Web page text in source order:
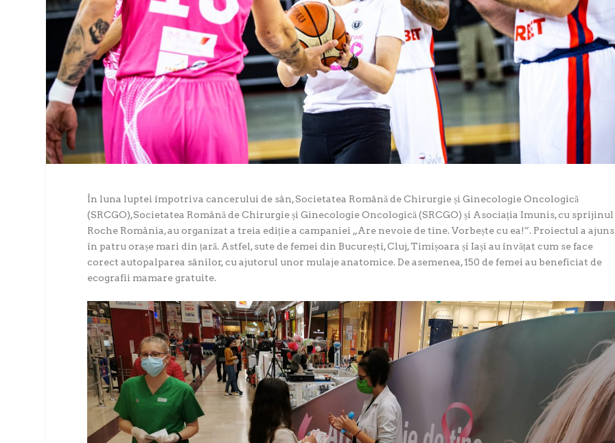
În luna luptei împotriva cancerului de sân, Societatea Română de Chirurgie și Ginecologie Oncologică
(SRCGO),Societatea Română de Chirurgie și Ginecologie Oncologică (SRCGO) și Asociația Imunis, cu sprijinul
Roche România, au organizat a treia ediție a campaniei „Are nevoie de tine. Vorbește cu ea!”. Proiectul a ajuns
în patru orașe mari din țară. Astfel, sute de femei din București, Cluj, Timișoara și Iași au învățat cum se face
corect autopalparea sânilor, cu ajutorul unor mulaje anatomice. De asemenea, 150 de femei au beneficiat de
ecografii mamare gratuite.